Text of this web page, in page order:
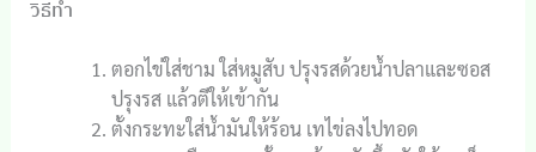
วิธีทำ
ตอกไข่ใส่ชาม ใส่หมูสับ ปรุงรสด้วยน้ำปลาและซอส
ปรุงรส แล้วตีให้เข้ากัน
ตั้งกระทะใส่น้ำมันให้ร้อน เทไข่ลงไปทอด